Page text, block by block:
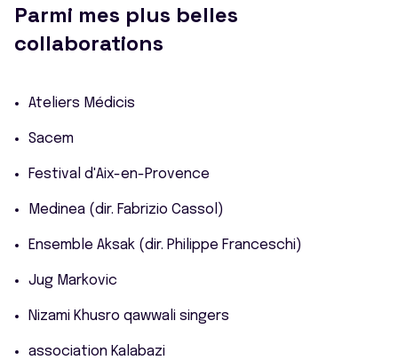
Parmi mes plus belles
collaborations
Ateliers Médicis
Sacem
Festival d'Aix-en-Provence
Medinea (dir. Fabrizio Cassol)
Ensemble Aksak (dir. Philippe Franceschi)
Jug Markovic
Nizami Khusro qawwali singers
association Kalabazi